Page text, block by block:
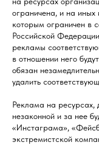
ограничена, и на иных
которым ограничен в
Российской
рекламы
в отношении него
обязан
удалить
Реклама на ресурсах,
незаконной и за нее
«Инстаграма»,
экстремистской